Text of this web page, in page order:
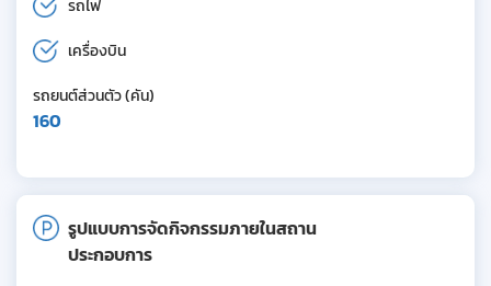
รถไฟ
เครื่องบิน
รถยนต์ส่วนตัว (คัน)
160
รูปแบบการจัดกิจกรรมภายในสถาน
ประกอบการ